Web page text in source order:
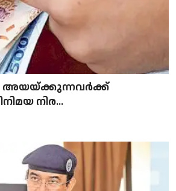
അയയ്ക്കുന്നവർക്ക്
നിര...